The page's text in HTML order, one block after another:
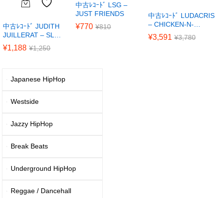
中古ﾚｺｰﾄﾞ JUDITH
JUILLERAT – SL…
¥1,188 ¥1,250
中古ﾚｺｰﾄﾞ LSG –
JUST FRIENDS
¥770 ¥810
中古ﾚｺｰﾄﾞ LUDACRIS
– CHICKEN-N-…
¥3,591 ¥3,780
Japanese HipHop
Westside
Jazzy HipHop
Break Beats
Underground HipHop
Reggae / Dancehall